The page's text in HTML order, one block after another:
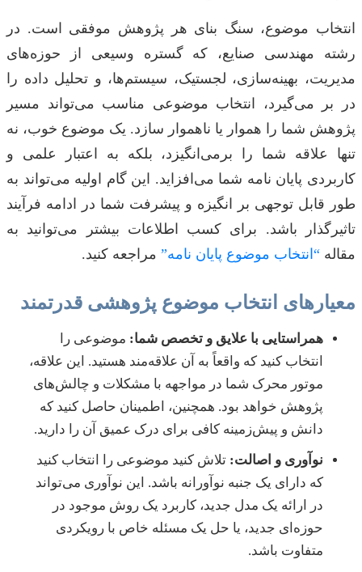
انتخاب موضوع، سنگ بنای هر پژوهش موفقی است. در
رشته مهندسی صنایع، که گستره وسیعی از حوزه‌های
مدیریت، بهینه‌سازی، لجستیک، سیستم‌ها، و تحلیل داده را
در بر می‌گیرد، انتخاب موضوعی مناسب می‌تواند مسیر
پژوهش شما را هموار یا ناهموار سازد. یک موضوع خوب، نه
تنها علاقه شما را برمی‌انگیزد، بلکه به اعتبار علمی و
کاربردی پایان نامه شما می‌افزاید. این گام اولیه می‌تواند به
طور قابل توجهی بر انگیزه و پیشرفت شما در ادامه فرآیند
تاثیرگذار باشد. برای کسب اطلاعات بیشتر می‌توانید به
مقاله “انتخاب موضوع پایان نامه” مراجعه کنید.
معیارهای انتخاب موضوع پژوهشی قدرتمند
همراستایی با علایق و تخصص شما: موضوعی را
انتخاب کنید که واقعاً به آن علاقه‌مند هستید. این علاقه،
موتور محرک شما در مواجهه با مشکلات و چالش‌های
پژوهش خواهد بود. همچنین، اطمینان حاصل کنید که
دانش و پیش‌زمینه کافی برای درک عمیق آن را دارید.
نوآوری و اصالت: تلاش کنید موضوعی را انتخاب کنید
که دارای یک جنبه نوآورانه باشد. این نوآوری می‌تواند
در ارائه یک مدل جدید، کاربرد یک روش موجود در
حوزه‌ای جدید، یا حل یک مسئله خاص با رویکردی
متفاوت باشد.